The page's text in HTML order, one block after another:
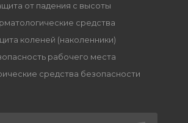
от падения с высоты
средства
коленей (наколенники)
рабочего места
средства безопасности